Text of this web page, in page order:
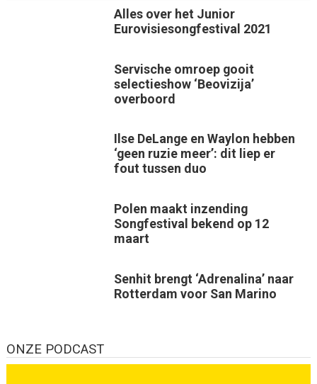
Alles over het Junior
Eurovisiesongfestival 2021
Servische omroep gooit
selectieshow ‘Beovizija’
overboord
Ilse DeLange en Waylon hebben
‘geen ruzie meer’: dit liep er
fout tussen duo
Polen maakt inzending
Songfestival bekend op 12
maart
Senhit brengt ‘Adrenalina’ naar
Rotterdam voor San Marino
ONZE PODCAST